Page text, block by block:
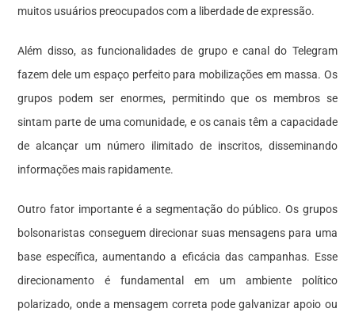
muitos usuários preocupados com a liberdade de expressão.
Além disso, as funcionalidades de grupo e canal do Telegram
fazem dele um espaço perfeito para mobilizações em massa. Os
grupos podem ser enormes, permitindo que os membros se
sintam parte de uma comunidade, e os canais têm a capacidade
de alcançar um número ilimitado de inscritos, disseminando
informações mais rapidamente.
Outro fator importante é a segmentação do público. Os grupos
bolsonaristas conseguem direcionar suas mensagens para uma
base específica, aumentando a eficácia das campanhas. Esse
direcionamento é fundamental em um ambiente político
polarizado, onde a mensagem correta pode galvanizar apoio ou